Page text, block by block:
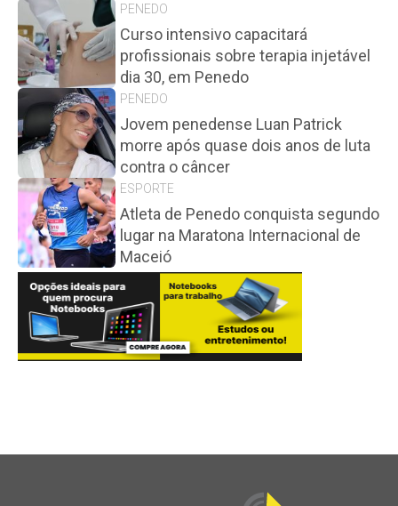
PENEDO
Curso intensivo capacitará
profissionais sobre terapia injetável
dia 30, em Penedo
PENEDO
Jovem penedense Luan Patrick
morre após quase dois anos de luta
contra o câncer
ESPORTE
Atleta de Penedo conquista segundo
lugar na Maratona Internacional de
Maceió